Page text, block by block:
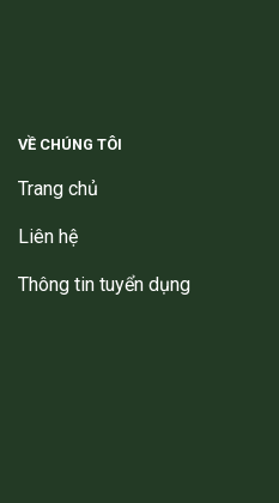
VỀ CHÚNG TÔI
Trang chủ
Liên hệ
Thông tin tuyển dụng